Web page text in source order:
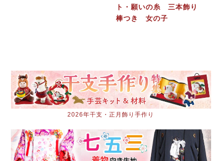
ト・願いの糸 三本飾り
棒つき 女の子
2026年干支・正月飾り手作り